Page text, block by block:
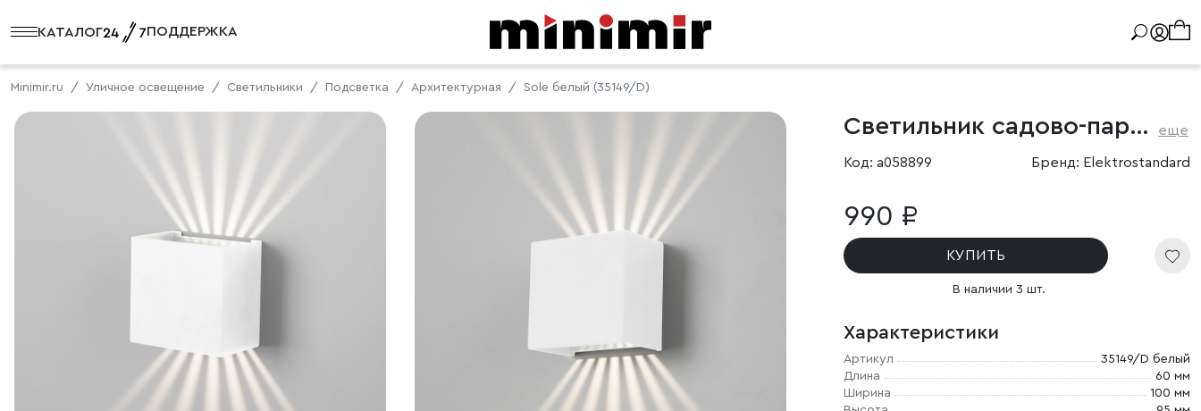
КАТАЛОГ ПОДДЕРЖКА
Minimir.ru Уличное освещение Светильники Подсветка Архитектурная Sole белый (35149/D)
Светильник садово-парковый со светодиодами Sole еще
Код: a058899 Бренд: Elektrostandard
990 ₽
КУПИТЬ
В наличии 3 шт.
Характеристики
Артикул
35149/D белый
Длина
60 мм
Ширина
100 мм